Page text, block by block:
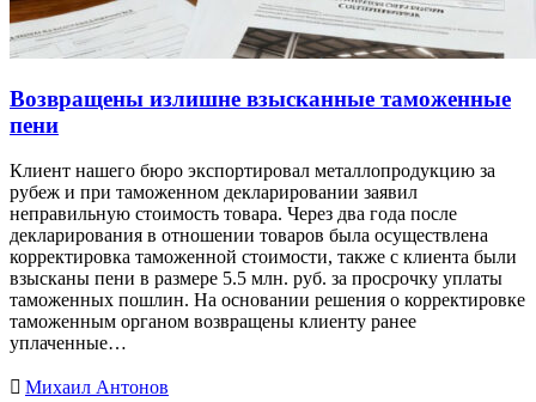
Возвращены излишне взысканные таможенные
пени
Клиент нашего бюро экспортировал металлопродукцию за
рубеж и при таможенном декларировании заявил
неправильную стоимость товара. Через два года после
декларирования в отношении товаров была осуществлена
корректировка таможенной стоимости, также с клиента были
взысканы пени в размере 5.5 млн. руб. за просрочку уплаты
таможенных пошлин. На основании решения о корректировке
таможенным органом возвращены клиенту ранее
уплаченные…
 Михаил Антонов